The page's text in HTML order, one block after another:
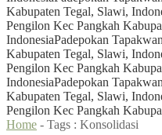
Kabupaten Tegal, Slawi,
Pengilon Kec Pangkah
IndonesiaPadepokan
Kabupaten Tegal, Slawi,
Pengilon Kec Pangkah
IndonesiaPadepokan
Kabupaten Tegal, Slawi,
Pengilon Kec Pangkah
Home - Tags : Konsolidasi